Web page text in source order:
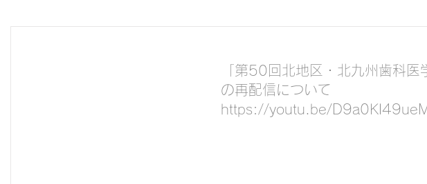
「第50回北地区・北九州歯科医
の再配信について
https://youtu.be/